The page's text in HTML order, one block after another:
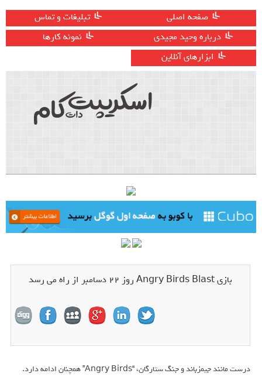
صفحه اصلی
تبلیغات و تماس
درباره وحید مجیدی
نمونه کارها
ابزارهای آنلاین
بازی Angry Birds Blast روز ۲۲ دسامبر از راه می رسد
درست مانند جیمزباند و جنگ ستارگان، “Angry Birds” همچنان ادامه دارد.